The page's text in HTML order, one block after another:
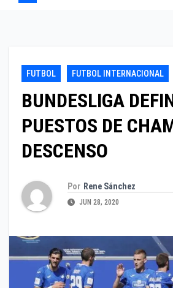
FUTBOL FUTBOL INTERNACIONAL
BUNDESLIGA
PUESTOS DE
DESCENSO
Por Rene Sánchez
JUN 28, 2020